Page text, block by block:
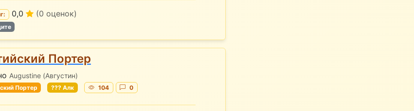
0,0 (0 оценок)
Портер
Augustine (Августин)
Портер ??? Алк 104 0